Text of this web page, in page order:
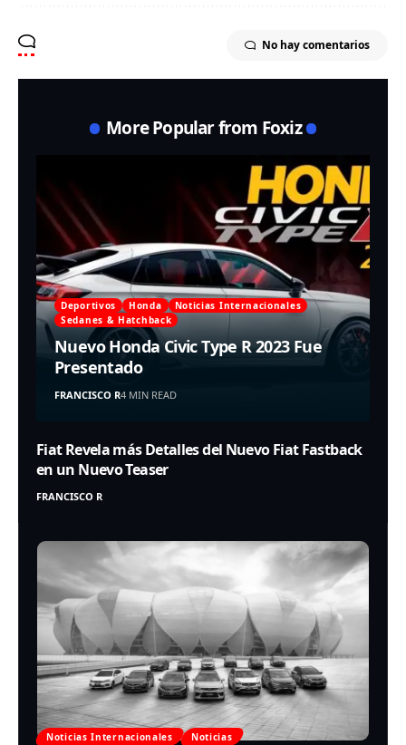
No hay comentarios
More Popular from Foxiz
Deportivos Honda
Noticias Internacionales
Sedanes & Hatchback
Nuevo Honda Civic Type R 2023 Fue
Presentado
FRANCISCO R4 MIN READ
Fiat Revela más Detalles del Nuevo Fiat Fastback
en un Nuevo Teaser
FRANCISCO R
Noticias Internacionales Noticias